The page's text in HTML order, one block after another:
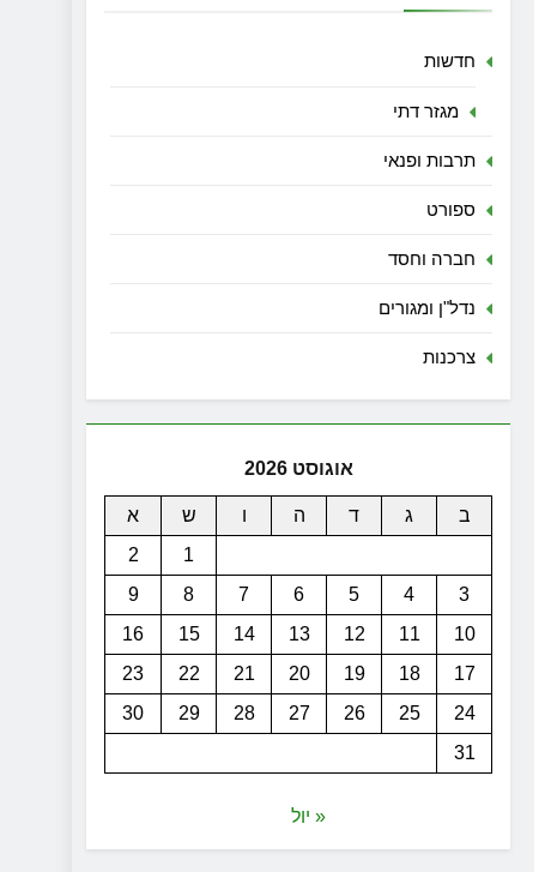
חדשות
מגזר דתי
תרבות ופנאי
ספורט
חברה וחסד
נדל"ן ומגורים
צרכנות
אוגוסט 2026
ב ג ד ה ו ש
א
1
2
3
4
5
6
7
8
9
10
11
12
13
14
15
16
17
18
19
20
21
22
23
24
25
26
27
28
29
30
31
« יול